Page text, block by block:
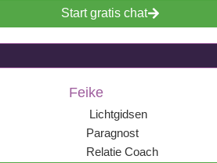
Start gratis chat
Feike
Lichtgidsen
Paragnost
Relatie Coach